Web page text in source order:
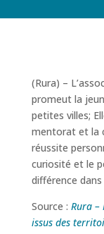
(Rura) –
promeut la
petites villes;
mentorat et la
réussite
curiosité et le
différence
Source : Rura –
issus des